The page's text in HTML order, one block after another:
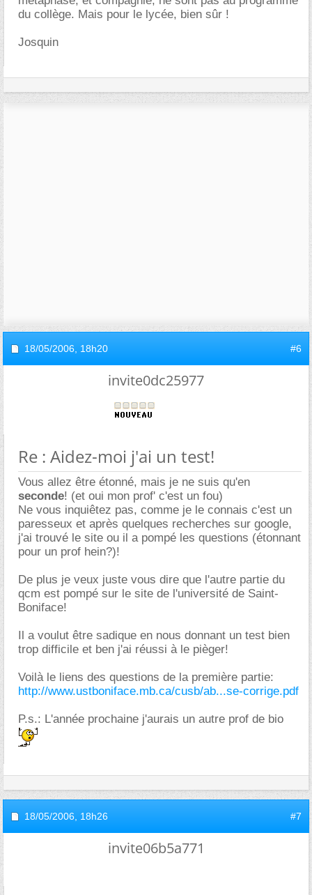
du collège. Mais pour le lycée, bien sûr !
Josquin
18/05/2006, 18h20 #6
invite0dc25977
Re : Aidez-moi j'ai un test!
Vous allez être étonné, mais je ne suis qu'en
seconde! (et oui mon prof' c'est un fou)
Ne vous inquiêtez pas, comme je le connais c'est un
paresseux et après quelques recherches sur google,
j'ai trouvé le site ou il a pompé les questions (étonnant
pour un prof hein?)!
De plus je veux juste vous dire que l'autre partie du
qcm est pompé sur le site de l'université de Saint-
Boniface!
Il a voulut être sadique en nous donnant un test bien
trop difficile et ben j'ai réussi à le pièger!
Voilà le liens des questions de la première partie:
http://www.ustboniface.mb.ca/cusb/ab...se-corrige.pdf
P.s.: L'année prochaine j'aurais un autre prof de bio
18/05/2006, 18h26 #7
invite06b5a771